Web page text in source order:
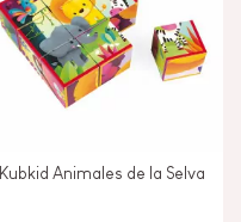
Kubkid Animales de la Selva